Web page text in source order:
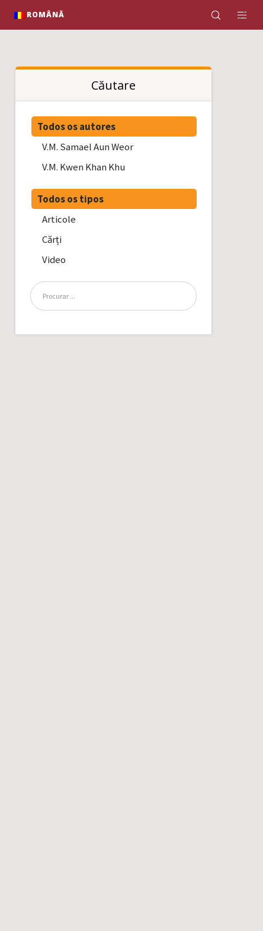
ROMÂNĂ
Căutare
Todos os autores
V.M. Samael Aun Weor
V.M. Kwen Khan Khu
Todos os tipos
Articole
Cărți
Video